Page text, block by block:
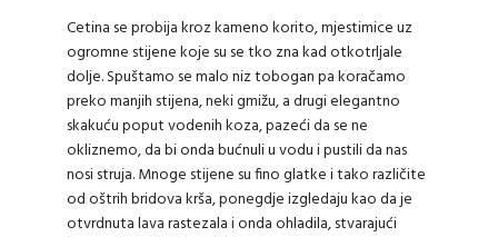
Cetina se probija kroz kameno korito, mjestimice uz
ogromne stijene koje su se tko zna kad otkotrljale
dolje. Spuštamo se malo niz tobogan pa koračamo
preko manjih stijena, neki gmižu, a drugi elegantno
skakuću poput vodenih koza, pazeći da se ne
okliznemo, da bi onda bućnuli u vodu i pustili da nas
nosi struja. Mnoge stijene su fino glatke i tako različite
od oštrih bridova krša, ponegdje izgledaju kao da je
otvrdnuta lava rastezala i onda ohladila, stvarajući